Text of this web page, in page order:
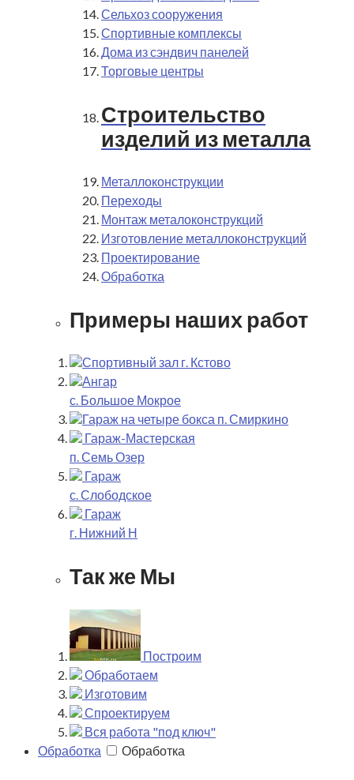
Сельхоз сооружения
Спортивные комплексы
Дома из сэндвич панелей
Торговые центры
Строительство
изделий из металла
Металлоконструкции
Переходы
Монтаж металоконструкций
Изготовление металлоконструкций
Проектирование
Обработка
Примеры наших работ
Спортивный зал г. Кстово
Ангар
с. Большое Мокрое
Гараж на четыре бокса п. Смиркино
Гараж-Мастерская
п. Семь Озер
Гараж
с. Слободское
Гараж
г. Нижний Н
Так же Мы
Построим
Обработаем
Изготовим
Спроектируем
Вся работа "под ключ"
Обработка
Обработка